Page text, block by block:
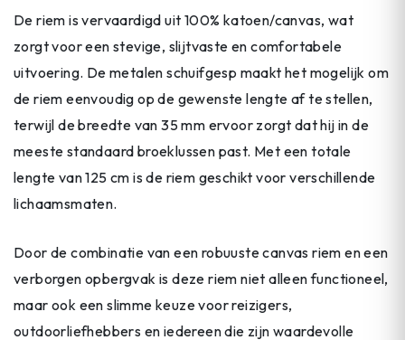
De riem is vervaardigd uit 100% katoen/canvas, wat
zorgt voor een stevige, slijtvaste en comfortabele
uitvoering. De metalen schuifgesp maakt het mogelijk om
de riem eenvoudig op de gewenste lengte af te stellen,
terwijl de breedte van 35 mm ervoor zorgt dat hij in de
meeste standaard broeklussen past. Met een totale
lengte van 125 cm is de riem geschikt voor verschillende
lichaamsmaten.
Door de combinatie van een robuuste canvas riem en een
verborgen opbergvak is deze riem niet alleen functioneel,
maar ook een slimme keuze voor reizigers,
outdoorliefhebbers en iedereen die zijn waardevolle